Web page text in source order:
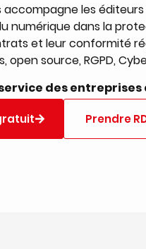
les
numérique dans la
et leur conformité
source, RGPD,
des entreprises
Prendre